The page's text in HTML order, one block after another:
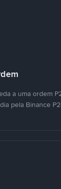
a uma ordem
pela Binance